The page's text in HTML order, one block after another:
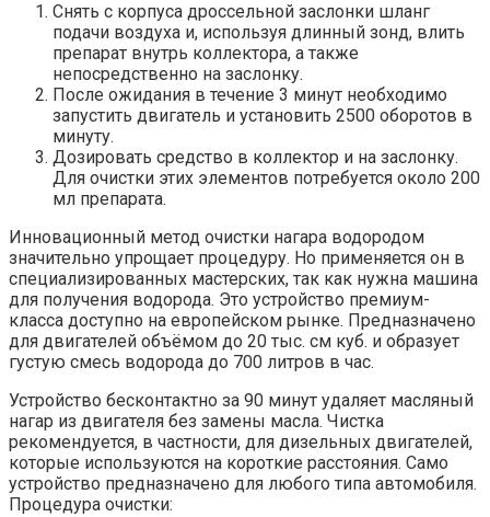
Снять с корпуса дроссельной заслонки шланг
подачи воздуха и, используя длинный зонд, влить
препарат внутрь коллектора, а также
непосредственно на заслонку.
После ожидания в течение 3 минут необходимо
запустить двигатель и установить 2500 оборотов в
минуту.
Дозировать средство в коллектор и на заслонку.
Для очистки этих элементов потребуется около 200
мл препарата.
Инновационный метод очистки нагара водородом
значительно упрощает процедуру. Но применяется он в
специализированных мастерских, так как нужна машина
для получения водорода. Это устройство премиум-
класса доступно на европейском рынке. Предназначено
для двигателей объёмом до 20 тыс. см куб. и образует
густую смесь водорода до 700 литров в час.
Устройство бесконтактно за 90 минут удаляет масляный
нагар из двигателя без замены масла. Чистка
рекомендуется, в частности, для дизельных двигателей,
которые используются на короткие расстояния. Само
устройство предназначено для любого типа автомобиля.
Процедура очистки: